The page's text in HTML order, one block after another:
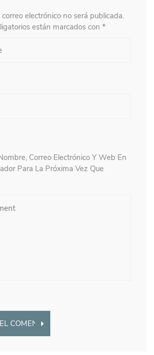
electrónico no será publicada.
están marcados con *
Correo Electrónico Y Web En
Para La Próxima Vez Que